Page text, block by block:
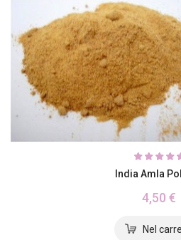
India Amla
4,50 €